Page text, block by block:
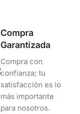
Compra
Garantizada
Compra con
confianza; tu
satisfacción es lo
más importante
para nosotros.